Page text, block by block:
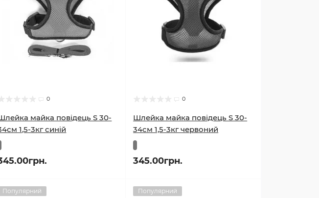
0
майка повідець S 30-
1,5-3кг синій
0
Шлейка майка повідець S 30-
34см 1,5-3кг червоний
345.00грн.
Популярний Популярний